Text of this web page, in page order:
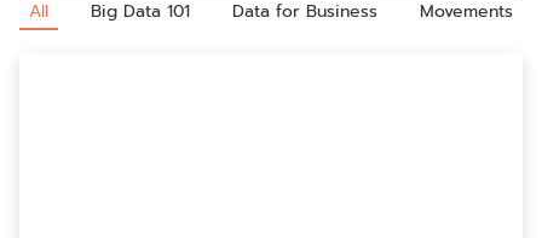
All Big Data 101 Data for Business Movements